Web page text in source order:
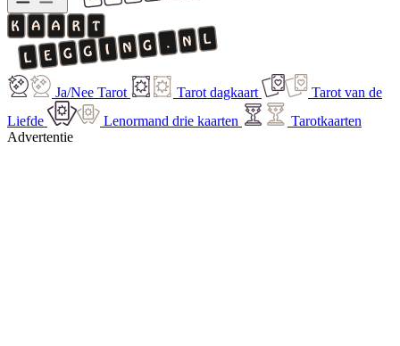
Ja/Nee Tarot Tarot dagkaart
Tarot van de
Liefde
Lenormand drie kaarten
Tarotkaarten
Advertentie